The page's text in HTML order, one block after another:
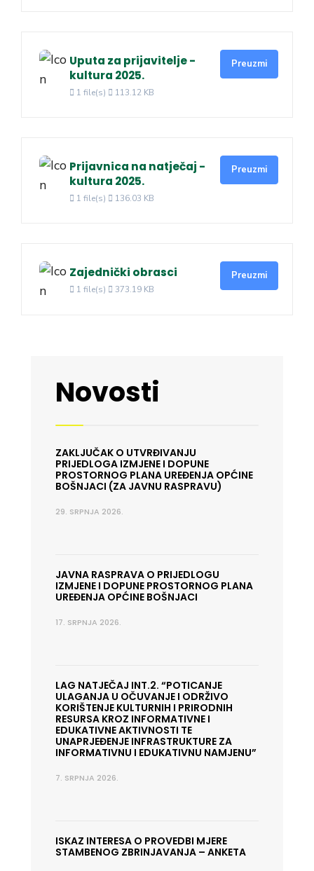
Uputa za prijavitelje -
kultura 2025.
1 file(s) 113.12 KB
Preuzmi
Prijavnica na natječaj -
kultura 2025.
1 file(s) 136.03 KB
Preuzmi
Zajednički obrasci
1 file(s) 373.19 KB
Preuzmi
Novosti
ZAKLJUČAK O UTVRĐIVANJU
PRIJEDLOGA IZMJENE I DOPUNE
PROSTORNOG PLANA UREĐENJA OPĆINE
BOŠNJACI (ZA JAVNU RASPRAVU)
29. SRPNJA 2026.
JAVNA RASPRAVA O PRIJEDLOGU
IZMJENE I DOPUNE PROSTORNOG PLANA
UREĐENJA OPĆINE BOŠNJACI
17. SRPNJA 2026.
LAG NATJEČAJ INT.2. “POTICANJE
ULAGANJA U OČUVANJE I ODRŽIVO
KORIŠTENJE KULTURNIH I PRIRODNIH
RESURSA KROZ INFORMATIVNE I
EDUKATIVNE AKTIVNOSTI TE
UNAPRJEĐENJE INFRASTRUKTURE ZA
INFORMATIVNU I EDUKATIVNU NAMJENU”
7. SRPNJA 2026.
ISKAZ INTERESA O PROVEDBI MJERE
STAMBENOG ZBRINJAVANJA – ANKETA